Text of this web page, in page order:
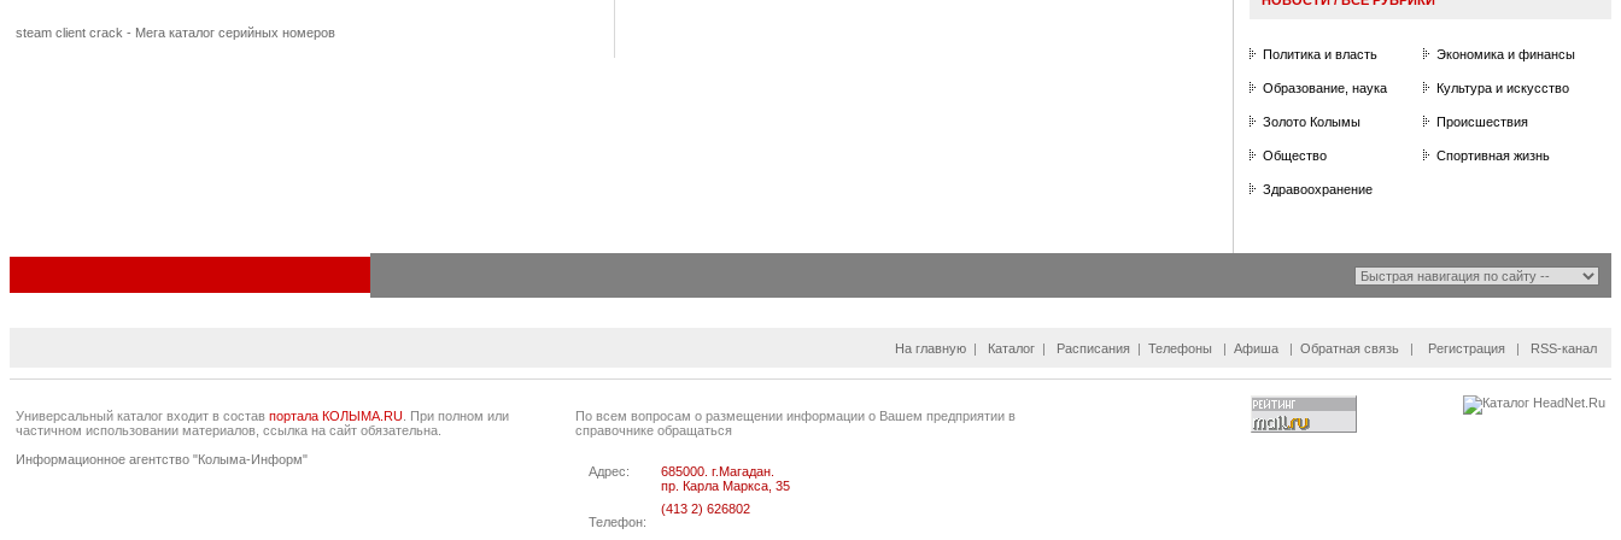
steam client crack - Мега каталог серийных номеров
Политика и власть Экономика и финансы
Образование, наука Культура и искусство
Золото Колымы Происшествия
Общество Спортивная жизнь
Здравоохранение
На главную | Каталог | Расписания | Телефоны | Афиша | Обратная связь | Регистрация | RSS-канал
Универсальный каталог входит в состав портала КОЛЫМА.RU . При полном или
частичном использовании материалов, ссылка на сайт обязательна.
Информационное агентство "Колыма-Информ"
По всем вопросам о размещении информации о Вашем предприятии в
справочнике обращаться
Адрес:
685000. г.Магадан.
пр. Карла Маркса, 35
Телефон:
(413 2) 626802